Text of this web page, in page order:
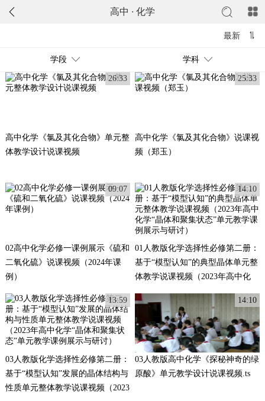
高中 · 化学
最新
学段 学科
26:33
高中化学《氯及其化合物》单元整
体教学设计说课视频
25:33
高中化学《氯及其化合物》说课视
频（郑玉）
09:07
02高中化学必修一课例展示《硫和
二氧化硫》说课视频（2024年课
例）
14:10
01人教版化学选择性必修第二册：
基于“模型认知”的典型晶体单元整
体教学说课视频（2023年高中化
展示与研讨）
13:59
03人教版化学选择性必修第二册：
基于“模型认知”发展的晶体结构与
性质单元整体教学说课视频（2023
14:10
03人教版高中化学《探秘神奇的绿
原酸》单元教学设计说课视频.ts